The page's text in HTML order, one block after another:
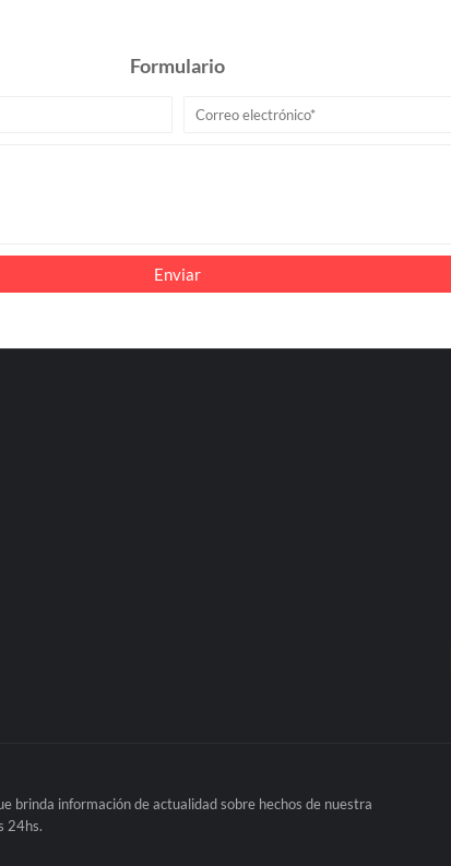
Formulario
brinda información de actualidad sobre hechos de nuestra
24hs.